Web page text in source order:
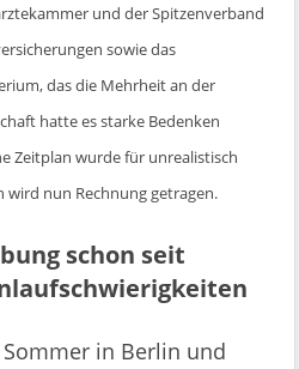
und der Spitzenverband
sowie das
das die Mehrheit an der
hatte es starke Bedenken
Zeitplan wurde für unrealistisch
wird nun Rechnung getragen.
schon seit
in Berlin und